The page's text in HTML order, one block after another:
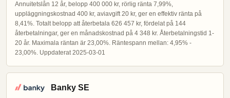
Annuitetslån 12 år, belopp 400 000 kr, rörlig ränta 7,99%,
uppläggningskostnad 400 kr, aviavgift 20 kr, ger en effektiv ränta på
8,41%. Totalt belopp att återbetala 626 457 kr, fördelat på 144
återbetalningar, ger en månadskostnad på 4 348 kr. Återbetalningstid 1-
20 år. Maximala räntan är 23,00%. Räntespann mellan: 4,95% -
23,00%. Uppdaterat 2025-03-01
Banky SE